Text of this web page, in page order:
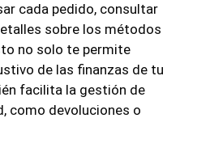
cada pedido, consultar
sobre los métodos
no solo te permite
de las finanzas de tu
facilita la gestión de
como devoluciones o